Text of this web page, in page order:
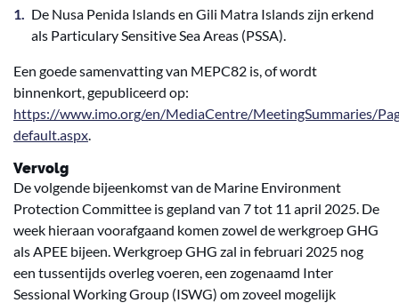
De Nusa Penida Islands en Gili Matra Islands zijn erkend
als Particulary Sensitive Sea Areas (PSSA).
Een goede samenvatting van MEPC82 is, of wordt
binnenkort, gepubliceerd op:
https://www.imo.org/en/MediaCentre/MeetingSummaries/
default.aspx.
Vervolg
De volgende bijeenkomst van de Marine Environment
Protection Committee is gepland van 7 tot 11 april 2025. De
week hieraan voorafgaand komen zowel de werkgroep GHG
als APEE bijeen. Werkgroep GHG zal in februari 2025 nog
een tussentijds overleg voeren, een zogenaamd Inter
Sessional Working Group (ISWG) om zoveel mogelijk